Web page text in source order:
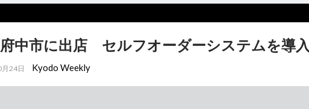
中市に出店 セルフオーダーシステムを導入
24日 Kyodo Weekly